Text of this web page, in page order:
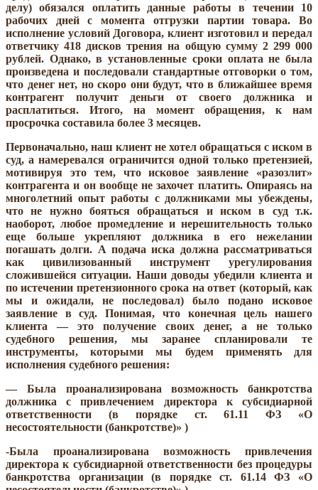
делу) обязался оплатить данные работы в течении 10
рабочих дней с момента отгрузки партии товара. Во
исполнение условий Договора, клиент изготовил и передал
ответчику 418 дисков трения на общую сумму 2 299 000
рублей. Однако, в установленные сроки оплата не была
произведена и последовали стандартные отговорки о том,
что денег нет, но скоро они будут, что в ближайшее время
контрагент получит деньги от своего должника и
расплатиться. Итого, на момент обращения, к нам
просрочка составила более 3 месяцев.
Первоначально, наш клиент не хотел обращаться с иском в
суд, а намеревался ограничится одной только претензией,
мотивируя это тем, что исковое заявление «разозлит»
контрагента и он вообще не захочет платить. Опираясь на
многолетний опыт работы с должниками мы убеждены,
что не нужно бояться обращаться и иском в суд т.к.
наоборот, любое промедление и нерешительность только
еще больше укрепляют должника в его нежелании
погашать долги. А подача иска должна рассматриваться
как цивилизованный инструмент урегулирования
сложившейся ситуации. Наши доводы убедили клиента и
по истечении претензионного срока на ответ (который, как
мы и ожидали, не последовал) было подано исковое
заявление в суд. Понимая, что конечная цель нашего
клиента — это получение своих денег, а не только
судебного решения, мы заранее спланировали те
инструменты, которыми мы будем применять для
исполнения судебного решения:
— Была проанализирована возможность банкротства
должника с привлечением директора к субсидиарной
ответственности (в порядке ст. 61.11 ФЗ «О
несостоятельности (банкротстве)» )
-Была проанализирована возможность привлечения
директора к субсидиарной ответственности без процедуры
банкротства организации (в порядке ст. 61.14 ФЗ «О